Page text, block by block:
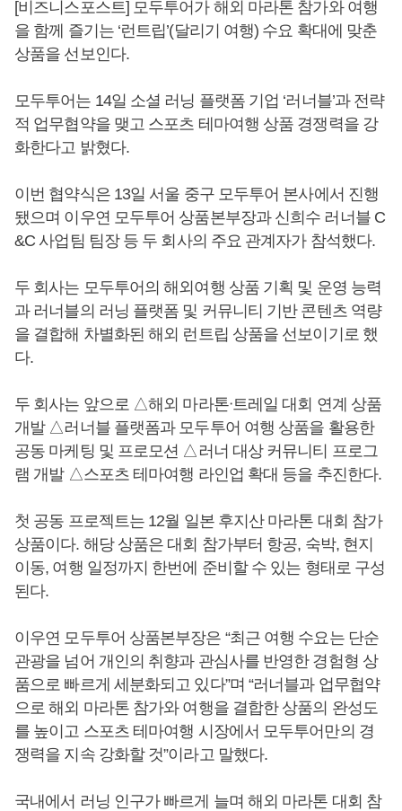
[비즈니스포스트] 모두투어가 해외 마라톤 참가와 여행
을 함께 즐기는 ‘런트립’(달리기 여행) 수요 확대에 맞춘
상품을 선보인다.
모두투어는 14일 소셜 러닝 플랫폼 기업 ‘러너블’과 전략
적 업무협약을 맺고 스포츠 테마여행 상품 경쟁력을 강
화한다고 밝혔다.
이번 협약식은 13일 서울 중구 모두투어 본사에서 진행
됐으며 이우연 모두투어 상품본부장과 신희수 러너블 C
&C 사업팀 팀장 등 두 회사의 주요 관계자가 참석했다.
두 회사는 모두투어의 해외여행 상품 기획 및 운영 능력
과 러너블의 러닝 플랫폼 및 커뮤니티 기반 콘텐츠 역량
을 결합해 차별화된 해외 런트립 상품을 선보이기로 했
다.
두 회사는 앞으로 △해외 마라톤ᐧ트레일 대회 연계 상품
개발 △러너블 플랫폼과 모두투어 여행 상품을 활용한
공동 마케팅 및 프로모션 △러너 대상 커뮤니티 프로그
램 개발 △스포츠 테마여행 라인업 확대 등을 추진한다.
첫 공동 프로젝트는 12월 일본 후지산 마라톤 대회 참가
상품이다. 해당 상품은 대회 참가부터 항공, 숙박, 현지
이동, 여행 일정까지 한번에 준비할 수 있는 형태로 구성
된다.
이우연 모두투어 상품본부장은 “최근 여행 수요는 단순
관광을 넘어 개인의 취향과 관심사를 반영한 경험형 상
품으로 빠르게 세분화되고 있다”며 “러너블과 업무협약
으로 해외 마라톤 참가와 여행을 결합한 상품의 완성도
를 높이고 스포츠 테마여행 시장에서 모두투어만의 경
쟁력을 지속 강화할 것”이라고 말했다.
국내에서 러닝 인구가 빠르게 늘며 해외 마라톤 대회 참